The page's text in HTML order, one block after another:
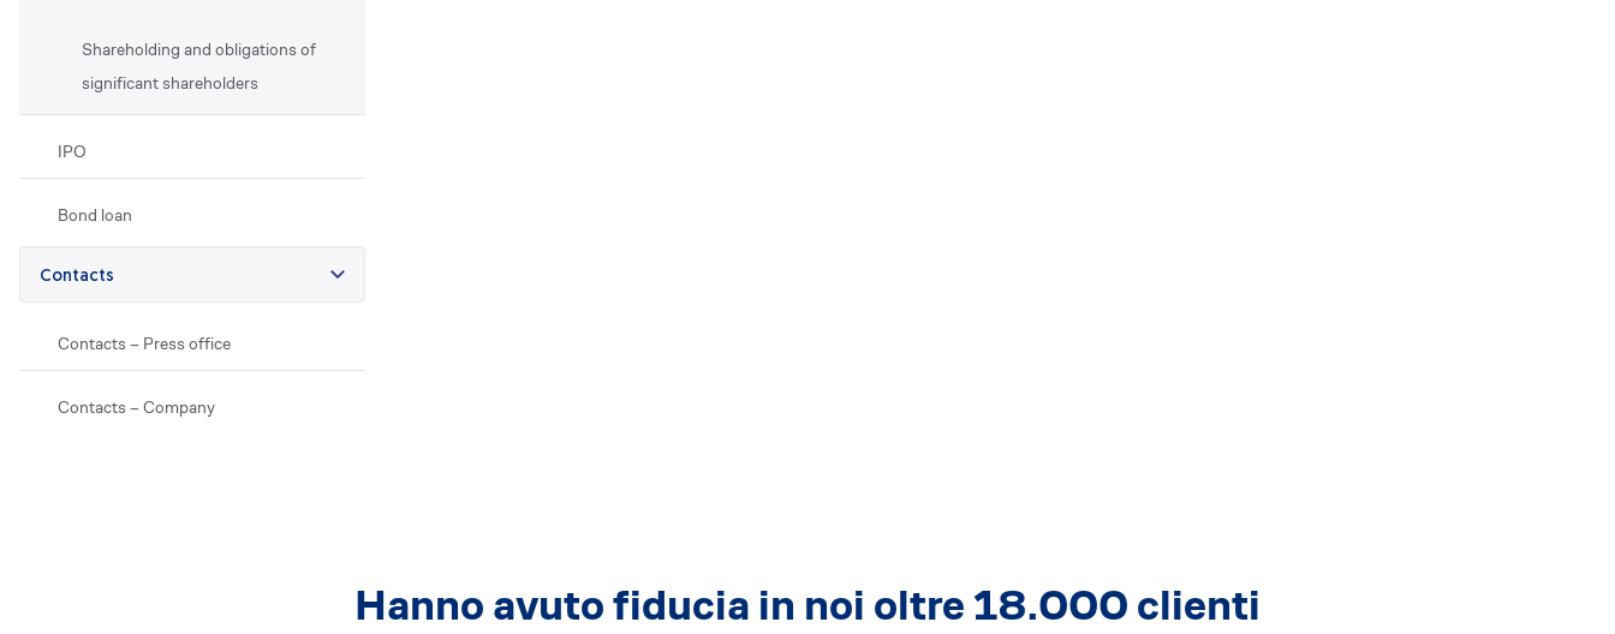
Shareholding and obligations of
significant shareholders
IPO
Bond loan
Contacts
Contacts – Press office
Contacts – Company
Hanno avuto fiducia in noi oltre 18.000 clienti